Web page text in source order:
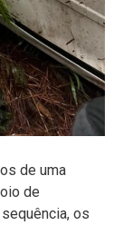
de uma
de
os